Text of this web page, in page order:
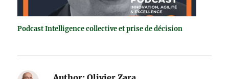
Podcast Intelligence collective et prise de décision